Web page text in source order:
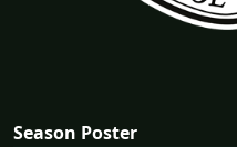
Season Poster